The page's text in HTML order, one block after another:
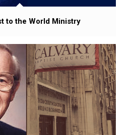
to the World Ministry